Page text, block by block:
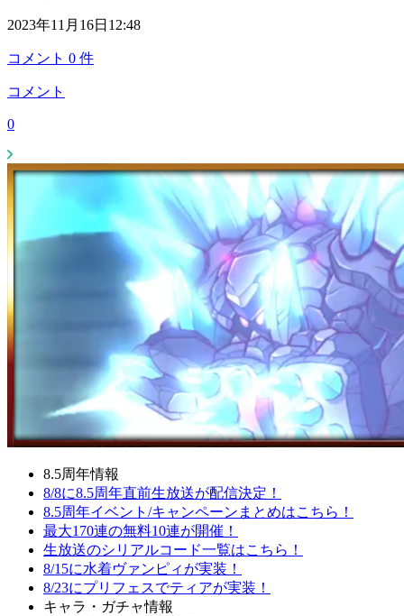
2023年11月16日12:48
コメント 0 件
コメント
0
8.5周年情報
8/8に8.5周年直前生放送が配信決定！
8.5周年イベント/キャンペーンまとめはこちら！
最大170連の無料10連が開催！
生放送のシリアルコード一覧はこちら！
8/15に水着ヴァンピィが実装！
8/23にプリフェスでティアが実装！
キャラ・ガチャ情報